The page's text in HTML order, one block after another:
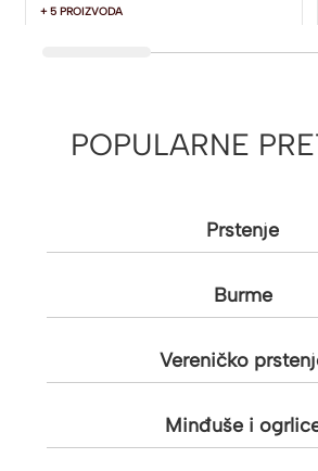
+ 5 PROIZVODA
POPULARNE
Prstenje
Burme
Vereničko
Minđuše i